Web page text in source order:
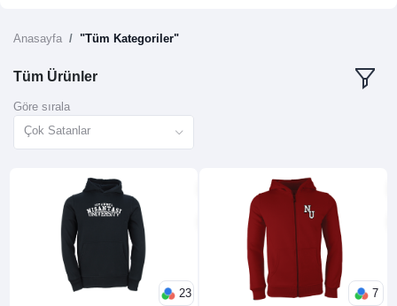
Anasayfa "Tüm Kategoriler"
Tüm Ürünler
Göre sırala
Çok Satanlar
23 7